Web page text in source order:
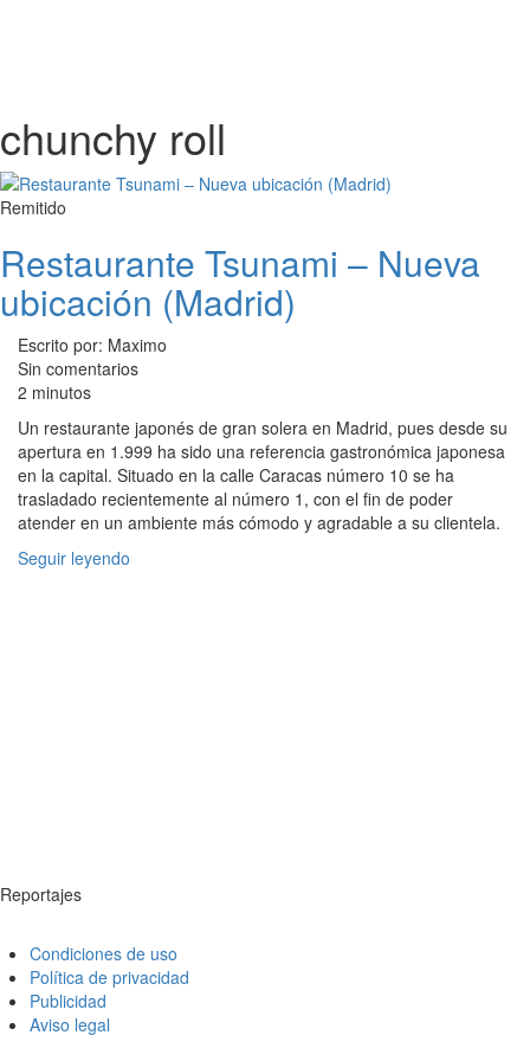
chunchy roll
Remitido
Restaurante Tsunami – Nueva
ubicación (Madrid)
Escrito por: Maximo
Sin comentarios
2 minutos
Un restaurante japonés de gran solera en Madrid, pues desde su
apertura en 1.999 ha sido una referencia gastronómica japonesa
en la capital. Situado en la calle Caracas número 10 se ha
trasladado recientemente al número 1, con el fin de poder
atender en un ambiente más cómodo y agradable a su clientela.
Seguir leyendo
Reportajes
Condiciones de uso
Política de privacidad
Publicidad
Aviso legal